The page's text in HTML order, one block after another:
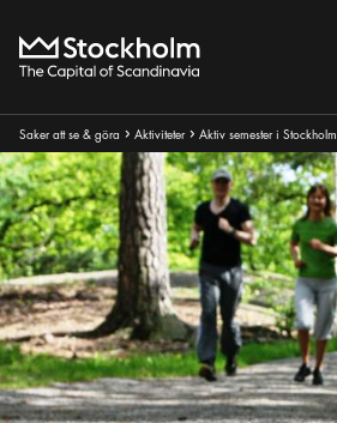
Hem
Brödsmulor:
Saker att se & göra Pul ikon
AktiviteterPul ikon
Aktiv semester i Stockholm